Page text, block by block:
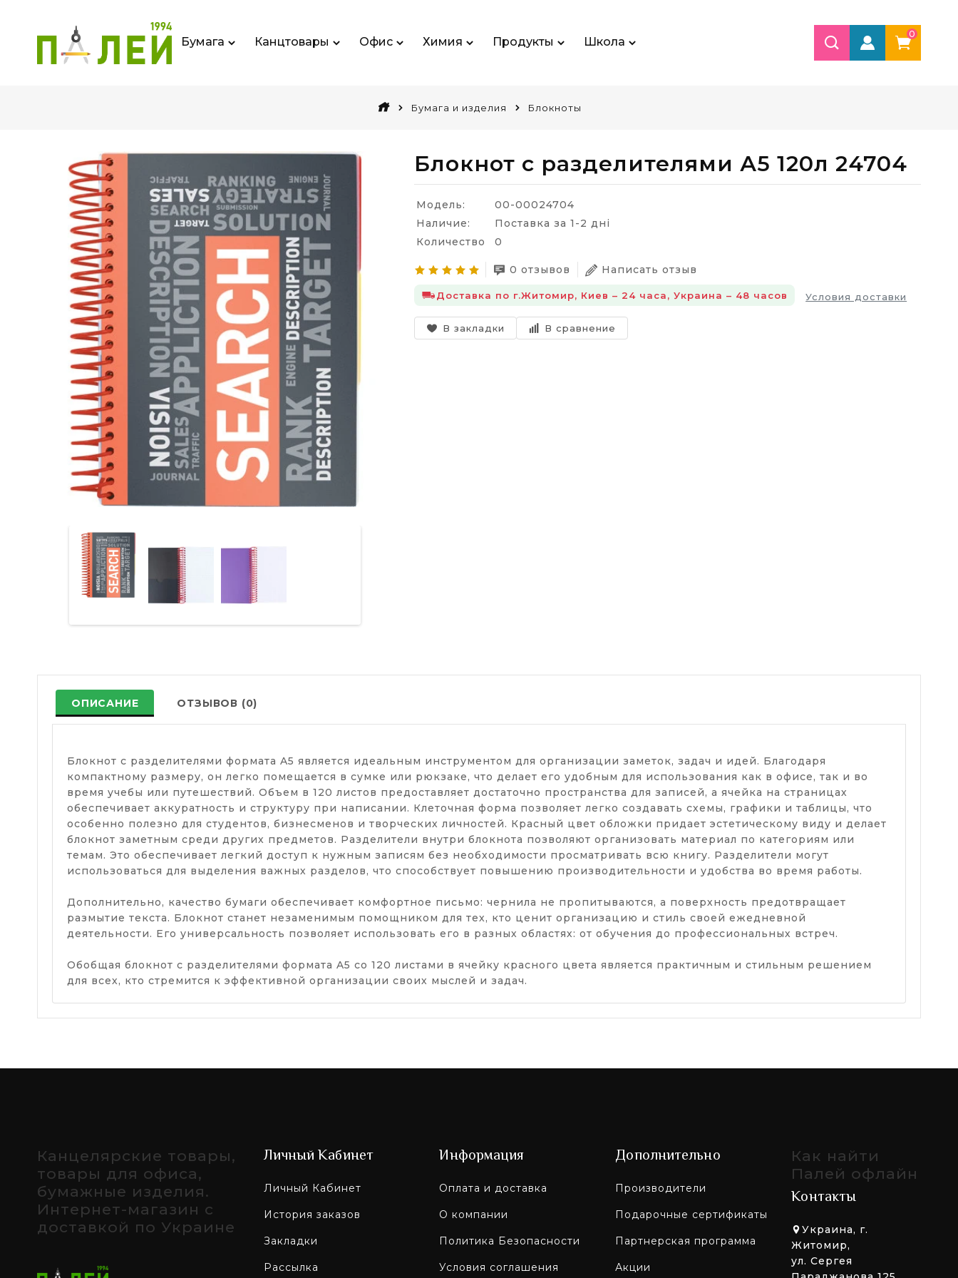
Бумага Канцтовары Офис Химия Продукты Школа
0
Бумага и изделия Блокноты
Блокнот с разделителями А5 120л 24704
Модель:
00-00024704
Наличие:
Поставка за 1-2 дні
Количество
0
0 отзывов Написать отзыв
Доставка по г.Житомир, Киев – 24 часа, Украина – 48 часов Условия доставки
В закладки В сравнение
ОПИСАНИЕ ОТЗЫВОВ (0)
Блокнот с разделителями формата A5 является идеальным инструментом для организации заметок, задач и идей. Благодаря
компактному размеру, он легко помещается в сумке или рюкзаке, что делает его удобным для использования как в офисе, так и во
время учебы или путешествий. Объем в 120 листов предоставляет достаточно пространства для записей, а ячейка на страницах
обеспечивает аккуратность и структуру при написании. Клеточная форма позволяет легко создавать схемы, графики и таблицы, что
особенно полезно для студентов, бизнесменов и творческих личностей. Красный цвет обложки придает эстетическому виду и делает
блокнот заметным среди других предметов. Разделители внутри блокнота позволяют организовать материал по категориям или
темам. Это обеспечивает легкий доступ к нужным записям без необходимости просматривать всю книгу. Разделители могут
использоваться для выделения важных разделов, что способствует повышению производительности и удобства во время работы.
Дополнительно, качество бумаги обеспечивает комфортное письмо: чернила не пропитываются, а поверхность предотвращает
размытие текста. Блокнот станет незаменимым помощником для тех, кто ценит организацию и стиль своей ежедневной
деятельности. Его универсальность позволяет использовать его в разных областях: от обучения до профессиональных встреч.
Обобщая блокнот с разделителями формата A5 со 120 листами в ячейку красного цвета является практичным и стильным решением
для всех, кто стремится к эффективной организации своих мыслей и задач.
Канцелярские товары,
товары для офиса,
бумажные изделия.
Интернет-магазин с
доставкой по Украине
Личный Кабинет
Личный Кабинет
История заказов
Закладки
Рассылка
Информация
Оплата и доставка
О компании
Политика Безопасности
Условия соглашения
Дополнительно
Производители
Подарочные сертификаты
Партнерская программа
Акции
Как найти
Палей офлайн
Контакты
Украина, г.
Житомир,
ул. Сергея